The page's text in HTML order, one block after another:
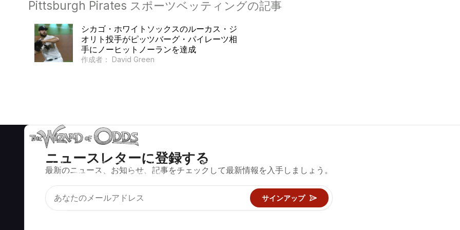
Pittsburgh Pirates スポーツベッティングの記事
シカゴ・ホワイトソックスのルーカス・ジ
オリト投手がピッツバーグ・パイレーツ相
手にノーヒットノーランを達成
作成者： David Green
ニュースレターに登録する
最新のニュース、お知らせ、記事をチェックして最新情報を入手しましょう。
サインアップ
ブラックジャック、クラップス、ルーレットなど、数百種類の
カジノゲームで数学的に正しい戦略と情報。